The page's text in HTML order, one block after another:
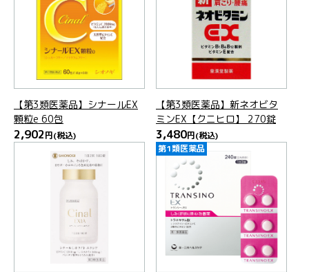
【第3類医薬品】シナールEX
顆粒e 60包
2,902円(税込)
【第3類医薬品】新ネオビタ
ミンEX【クニヒロ】 270錠
3,480円(税込)
第1類医薬品